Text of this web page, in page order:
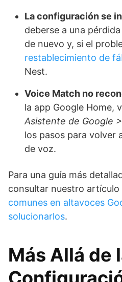
La configuración se
deberse a una
de nuevo y, si el
restablecimiento de
Nest.
Voice Match no
la app Google Home,
Asistente de Google
los pasos para volver
de voz.
Para una guía más
consultar nuestro artículo
comunes en altavoces
solucionarlos.
Más Allá de